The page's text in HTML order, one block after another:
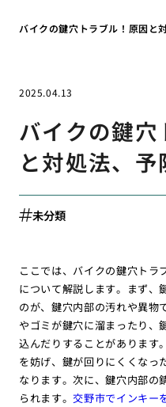
バイクの鍵穴トラブル！原因と
2025.04.13
バイクの鍵
と対処法、予
未分類
ここでは、バイクの鍵穴トラ
について解説します。まず、
のが、鍵穴内部の汚れや異物
やゴミが鍵穴に溜まったり、
込んだりすることがあります
を妨げ、鍵が回りにくくなっ
なります。次に、鍵穴内部の
られます。交野市でインキー